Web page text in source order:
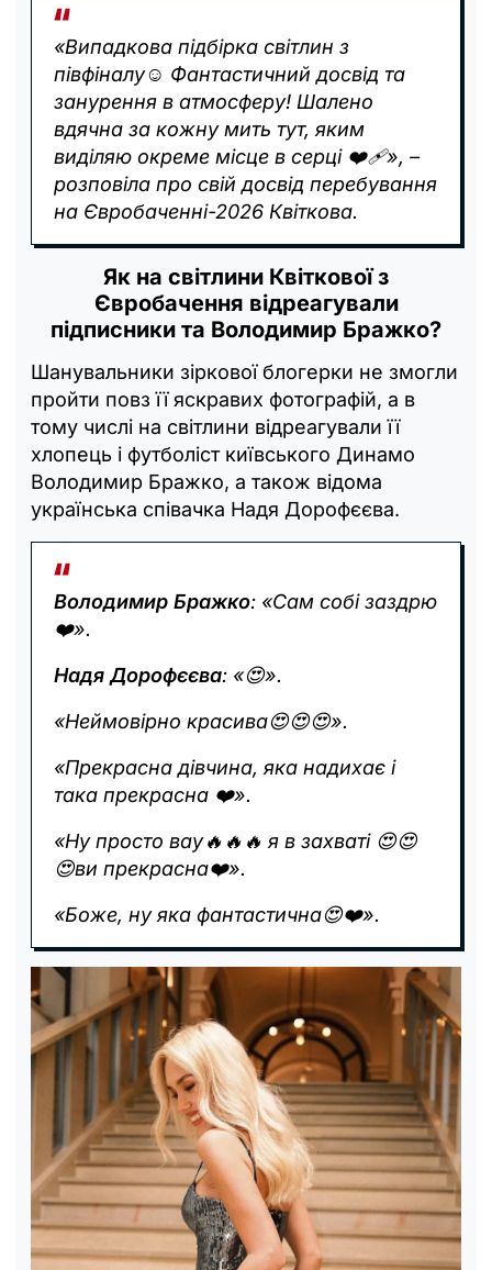
«Випадкова підбірка світлин з
півфіналу☺️ Фантастичний досвід та
занурення в атмосферу! Шалено
вдячна за кожну мить тут, яким
виділяю окреме місце в серці ❤️‍🩹», –
розповіла про свій досвід перебування
на Євробаченні-2026 Квіткова.
Як на світлини Квіткової з
Євробачення відреагували
підписники та Володимир Бражко?
Шанувальники зіркової блогерки не змогли
пройти повз її яскравих фотографій, а в
тому числі на світлини відреагували її
хлопець і футболіст київського Динамо
Володимир Бражко, а також відома
українська співачка Надя Дорофєєва.
Володимир Бражко: «Сам собі заздрю
❤️».
Надя Дорофєєва: «😍».
«Неймовірно красива😍😍😍».
«Прекрасна дівчина, яка надихає і
така прекрасна ❤️».
«Ну просто вау🔥🔥🔥 я в захваті 😍😍
😍ви прекрасна❤️».
«Боже, ну яка фантастична😍❤️».